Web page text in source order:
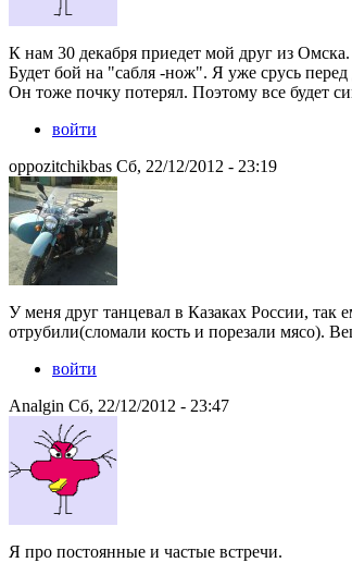
К нам 30 декабря приедет мой друг из Омска.
Будет бой на "сабля -нож". Я уже срусь
Он тоже почку потерял. Поэтому все будет
войти
oppozitchikbas Сб, 22/12/2012 - 23:19
У меня друг танцевал в Казаках России, так
отрубили(сломали кость и порезали мясо).
войти
Analgin Сб, 22/12/2012 - 23:47
Я про постоянные и частые встречи.